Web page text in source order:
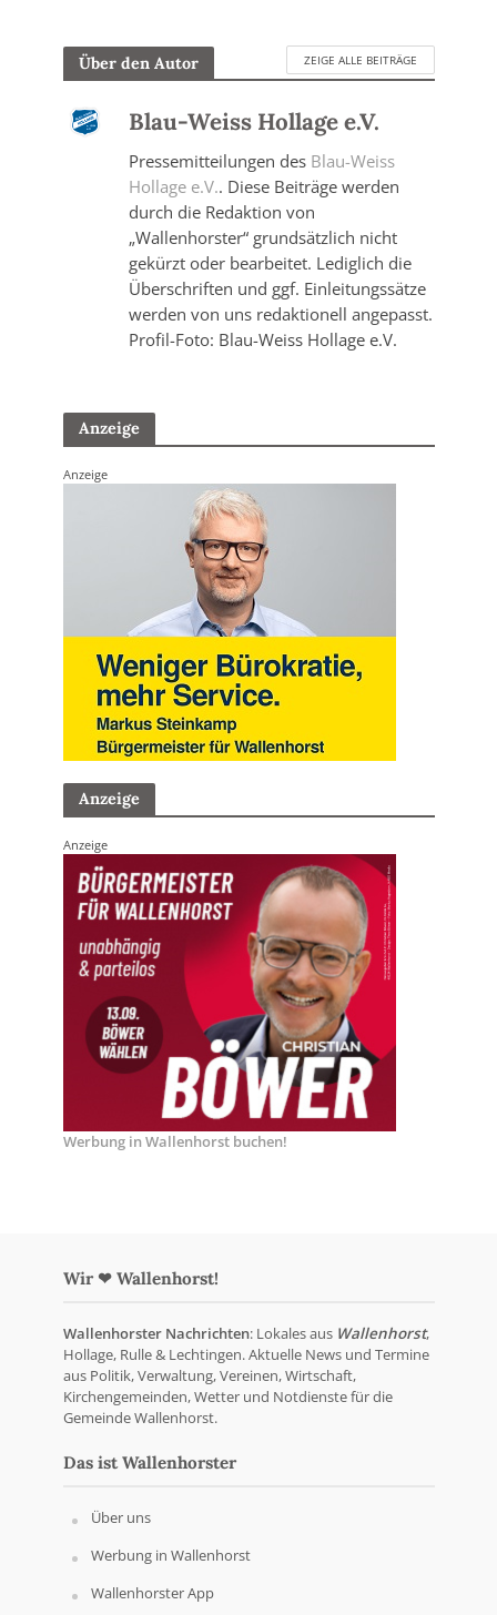
Über den Autor ZEIGE ALLE BEITRÄGE
Blau-Weiss Hollage e.V.
Pressemitteilungen des Blau-Weiss
Hollage e.V.. Diese Beiträge werden
durch die Redaktion von
„Wallenhorster“ grundsätzlich nicht
gekürzt oder bearbeitet. Lediglich die
Überschriften und ggf. Einleitungssätze
werden von uns redaktionell angepasst.
Profil-Foto: Blau-Weiss Hollage e.V.
Anzeige
Anzeige
Anzeige
Anzeige
Werbung in Wallenhorst buchen!
Wir ❤ Wallenhorst!
Wallenhorster Nachrichten: Lokales aus Wallenhorst,
Hollage, Rulle & Lechtingen. Aktuelle News und Termine
aus Politik, Verwaltung, Vereinen, Wirtschaft,
Kirchengemeinden, Wetter und Notdienste für die
Gemeinde Wallenhorst.
Das ist Wallenhorster
Über uns
Werbung in Wallenhorst
Wallenhorster App